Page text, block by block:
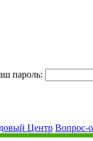
пароль:
Центр Вопрос-